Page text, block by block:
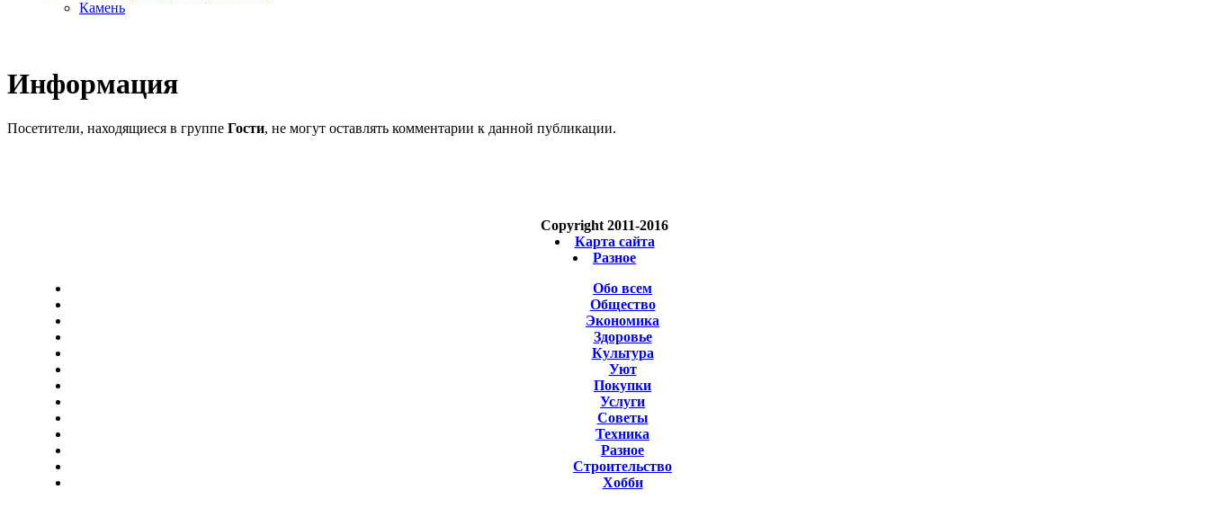
Камень
Информация
Посетители, находящиеся в группе Гости, не могут оставлять комментарии к данной публикации.
Copyright 2011-2016
Карта сайта
Разное
Обо всем
Общество
Экономика
Здоровье
Культура
Уют
Покупки
Услуги
Советы
Техника
Разное
Строительство
Хобби